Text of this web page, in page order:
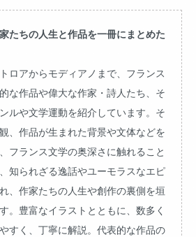
たちの人生と作品を一冊にまとめた
ロアからモディアノまで、フランス
な作品や偉大な作家・詩人たち、そ
ルや文学運動を紹介しています。そ
、作品が生まれた背景や文体などを
フランス文学の奥深さに触れること
知られざる逸話やユーモラスなエピ
、作家たちの人生や創作の裏側を垣
。豊富なイラストとともに、数多く
すく、丁寧に解説。代表的な作品の